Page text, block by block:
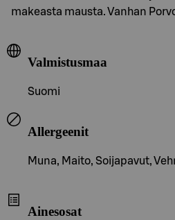
makeasta mausta. Vanhan
Valmistusmaa
Suomi
Allergeenit
Muna, Maito, Soijapavut,
Ainesosat